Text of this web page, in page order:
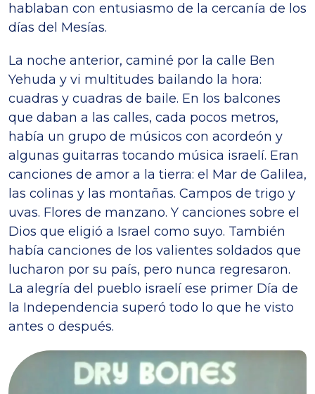
hablaban con entusiasmo de la cercanía de los
días del Mesías.
La noche anterior, caminé por la calle Ben
Yehuda y vi multitudes bailando la hora:
cuadras y cuadras de baile. En los balcones
que daban a las calles, cada pocos metros,
había un grupo de músicos con acordeón y
algunas guitarras tocando música israelí. Eran
canciones de amor a la tierra: el Mar de Galilea,
las colinas y las montañas. Campos de trigo y
uvas. Flores de manzano. Y canciones sobre el
Dios que eligió a Israel como suyo. También
había canciones de los valientes soldados que
lucharon por su país, pero nunca regresaron.
La alegría del pueblo israelí ese primer Día de
la Independencia superó todo lo que he visto
antes o después.